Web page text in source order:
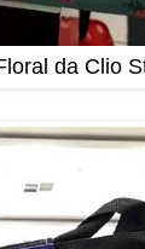
da Clio